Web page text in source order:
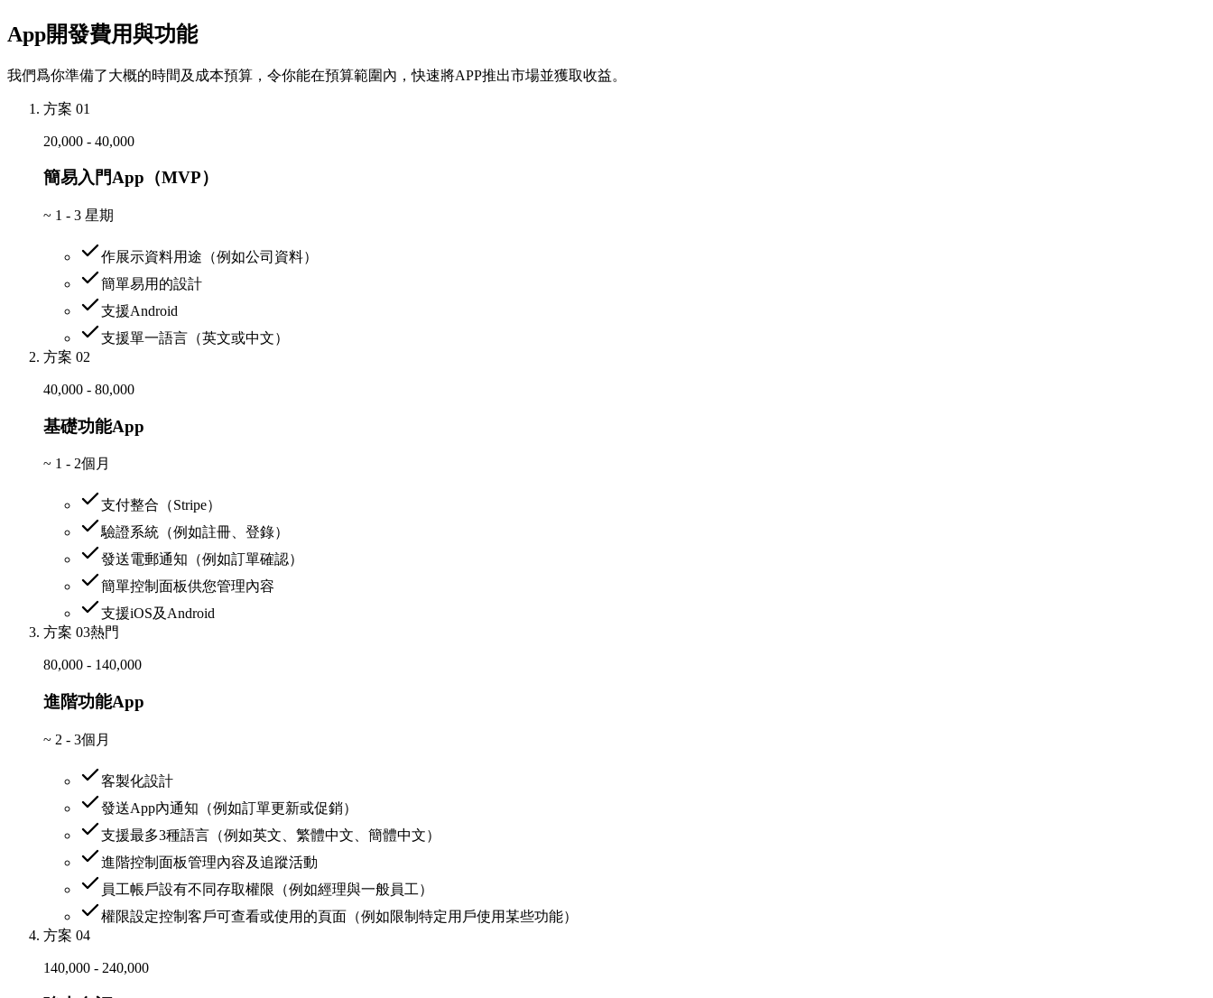
App開發費用與功能
我們爲你準備了大概的時間及成本預算，令你能在預算範圍內，快速將APP推出市場並獲取收益。
方案 01
20,000 - 40,000
簡易入門App（MVP）
~ 1 - 3 星期
作展示資料用途（例如公司資料）
簡單易用的設計
支援Android
支援單一語言（英文或中文）
方案 02
40,000 - 80,000
基礎功能App
~ 1 - 2個月
支付整合（Stripe）
驗證系統（例如註冊、登錄）
發送電郵通知（例如訂單確認）
簡單控制面板供您管理內容
支援iOS及Android
方案 03熱門
80,000 - 140,000
進階功能App
~ 2 - 3個月
客製化設計
發送App內通知（例如訂單更新或促銷）
支援最多3種語言（例如英文、繁體中文、簡體中文）
進階控制面板管理內容及追蹤活動
員工帳戶設有不同存取權限（例如經理與一般員工）
權限設定控制客戶可查看或使用的頁面（例如限制特定用戶使用某些功能）
方案 04
140,000 - 240,000